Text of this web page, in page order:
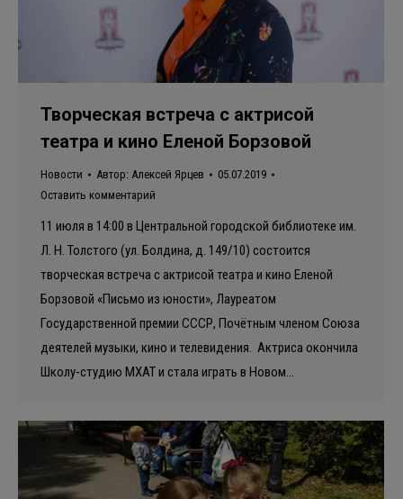
Творческая встреча с актрисой
театра и кино Еленой Борзовой
Новости Автор: Алексей Ярцев
05.07.2019
Оставить комментарий
11 июля в 14:00 в Центральной городской библиотеке им.
Л. Н. Толстого (ул. Болдина, д. 149/10) состоится
творческая встреча с актрисой театра и кино Еленой
Борзовой «Письмо из юности», Лауреатом
Государственной премии СССР, Почётным членом Союза
деятелей музыки, кино и телевидения. Актриса окончила
Школу-студию МХАТ и стала играть в Новом…